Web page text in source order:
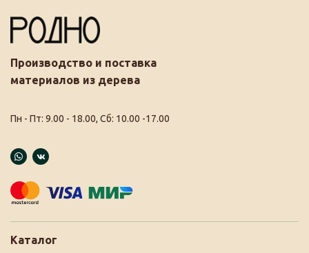
Производство и поставка
материалов из дерева
Пн - Пт: 9.00 - 18.00, Сб: 10.00 -17.00
Каталог